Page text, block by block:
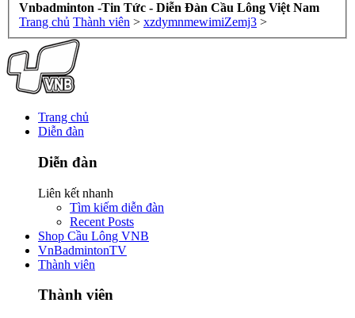
Vnbadminton -Tin Tức - Diễn Đàn Cầu Lông Việt Nam
Trang chủ Thành viên > xzdymnmewimiZemj3 >
Trang chủ
Diễn đàn
Diễn đàn
Liên kết nhanh
Tìm kiếm diễn đàn
Recent Posts
Shop Cầu Lông VNB
VnBadmintonTV
Thành viên
Thành viên